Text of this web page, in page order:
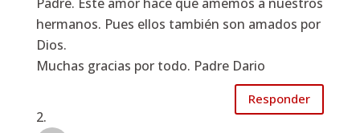
hermanos. Pues ellos también son amados por
Dios.
Muchas gracias por todo. Padre Dario
Responder